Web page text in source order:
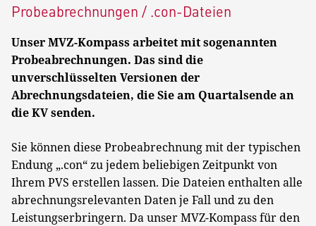
Probeabrechnungen / .con-Dateien
Unser MVZ-Kompass arbeitet mit sogenannten
Probeabrechnungen. Das sind die
unverschlüsselten Versionen der
Abrechnungsdateien, die Sie am Quartalsende an
die KV senden.
Sie können diese Probeabrechnung mit der typischen
Endung „.con“ zu jedem beliebigen Zeitpunkt von
Ihrem PVS erstellen lassen. Die Dateien enthalten alle
abrechnungsrelevanten Daten je Fall und zu den
Leistungserbringern. Da unser MVZ-Kompass für den